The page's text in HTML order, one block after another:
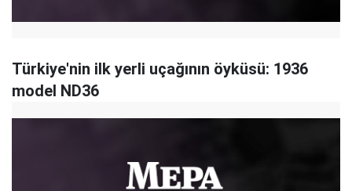
Türkiye'nin ilk yerli uçağının öyküsü: 1936
model ND36